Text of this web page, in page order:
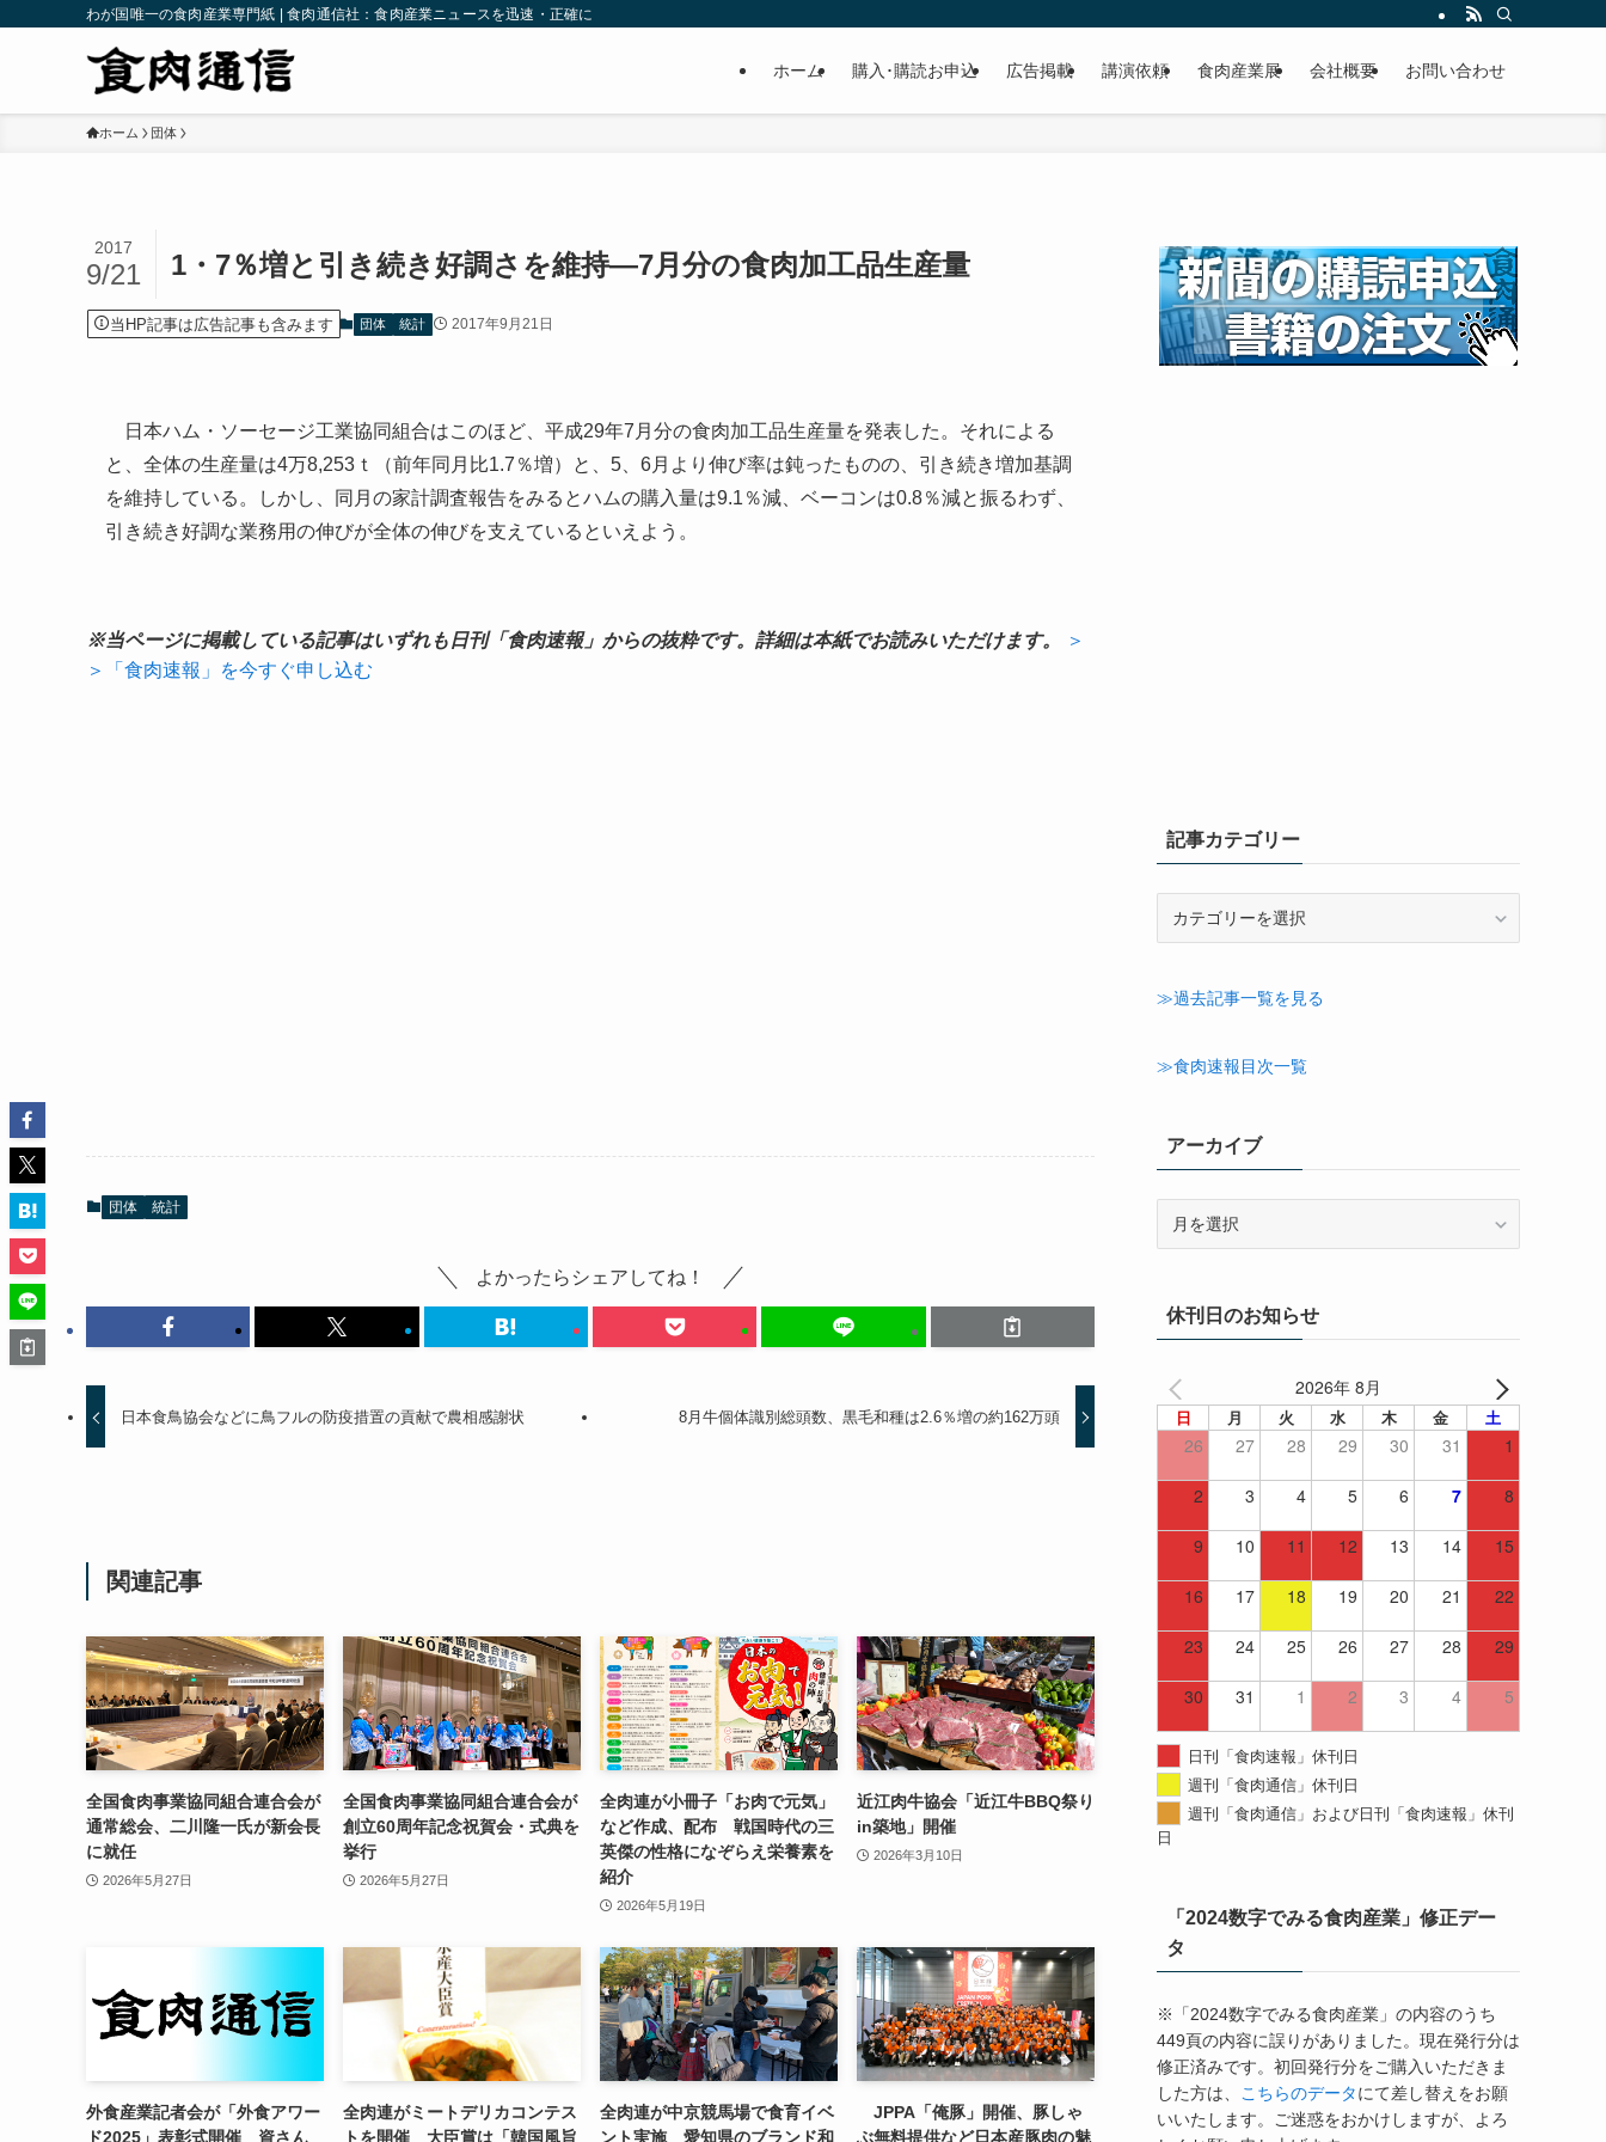
わが国唯一の食肉産業専門紙 | 食肉通信社：食肉産業ニュースを迅速・正確に
ホーム 購入･購読お申込 広告掲載 講演依頼 食肉産業展 会社概要 お問い合わせ
ホーム 団体
1・7％増と引き続き好調さを維持—7月分の食肉加工品生産量
2017
9/21
当HP記事は広告記事も含みます 団体 統計 2017年9月21日
日本ハム・ソーセージ工業協同組合はこのほど、平成29年7月分の食肉加工品生産量を発表した。それによる
と、全体の生産量は4万8,253ｔ（前年同月比1.7％増）と、5、6月より伸び率は鈍ったものの、引き続き増加基調
を維持している。しかし、同月の家計調査報告をみるとハムの購入量は9.1％減、ベーコンは0.8％減と振るわず、
引き続き好調な業務用の伸びが全体の伸びを支えているといえよう。
※当ページに掲載している記事はいずれも日刊「食肉速報」からの抜粋です。詳細は本紙でお読みいただけます。
＞
＞「食肉速報」を今すぐ申し込む
団体 統計
よかったらシェアしてね！
日本食鳥協会などに鳥フルの防疫措置の貢献で農相感謝状 8月牛個体識別総頭数、黒毛和種は2.6％増の約162万頭
関連記事
全国食肉事業協同組合連合会が
通常総会、二川隆一氏が新会長
に就任
2026年5月27日
全国食肉事業協同組合連合会が
創立60周年記念祝賀会・式典を
挙行
2026年5月27日
全肉連が小冊子「お肉で元気」
など作成、配布 戦国時代の三
英傑の性格になぞらえ栄養素を
紹介
2026年5月19日
近江肉牛協会「近江牛BBQ祭り
in築地」開催
2026年3月10日
外食産業記者会が「外食アワー
ド2025」表彰式開催 資さん
全肉連がミートデリカコンテス
トを開催 大臣賞は「韓国風旨
全肉連が中京競馬場で食育イベ
ント実施 愛知県のブランド和
JPPA「俺豚」開催、豚しゃ
ぶ無料提供など日本産豚肉の魅
記事カテゴリー
ゴ
ー
≫過去記事一覧を見る
≫食肉速報目次一覧
アーカイブ
ブ休刊日のお知らせ
2026年 8月
日 月 火 水 木 金 土
26 27 28 29 30 31 1
2 3 4 5 6 7 8
9 10 11 12 13 14 15
16 17 18 19 20 21 22
23 24 25 26 27 28 29
30 31 1 2 3 4 5
日刊「食肉速報」休刊日
週刊「食肉通信」休刊日
週刊「食肉通信」および日刊「食肉速報」休刊
日
「2024数字でみる食肉産業」修正デー
タ
※「2024数字でみる食肉産業」の内容のうち
449頁の内容に誤りがありました。現在発行分は
修正済みです。初回発行分をご購入いただきま
した方は、
こちらのデータにて差し替えをお願
いいたします。ご迷惑をおかけしますが、よろ